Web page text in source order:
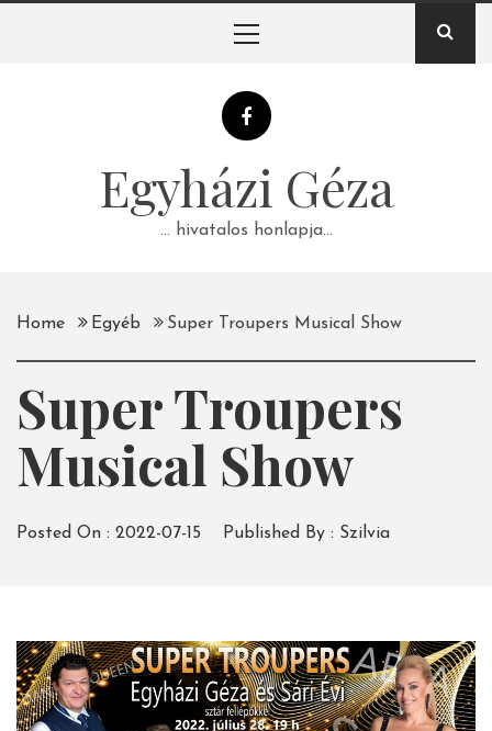
Egyházi Géza
… hivatalos honlapja…
Home Egyéb Super Troupers Musical Show
Super Troupers
Musical Show
Posted On : 2022-07-15 Published By : Szilvia